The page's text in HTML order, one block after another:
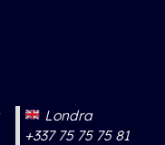
Londra
+337 75 75 75 81